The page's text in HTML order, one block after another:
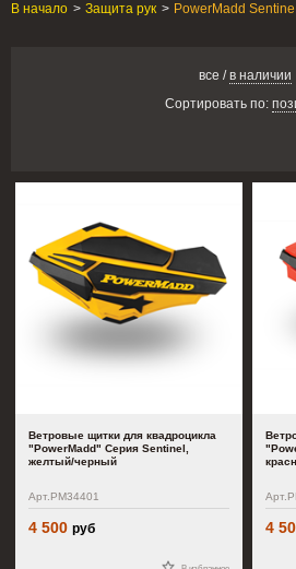
В начало > Защита рук >
все /в наличии
Сортировать по:
Ветровые щитки для квадроцикла
"PowerMadd" Серия Sentinel,
желтый/черный
Арт.PM34401
4 500руб 4